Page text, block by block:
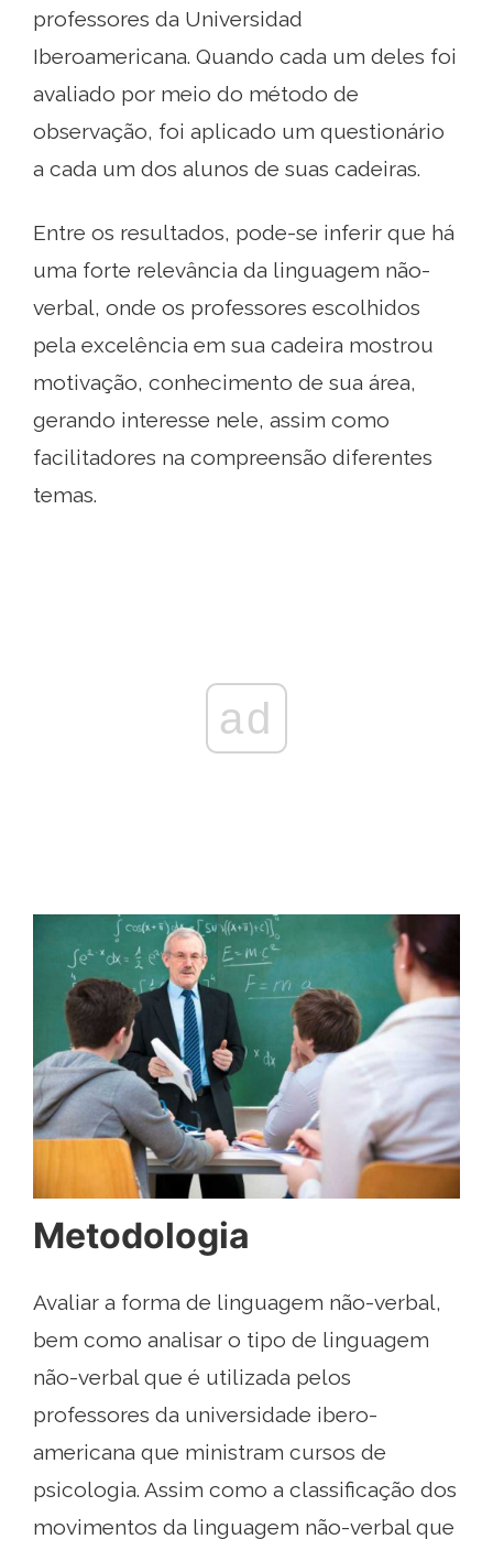
professores da Universidad
Iberoamericana. Quando cada um deles foi
avaliado por meio do método de
observação, foi aplicado um questionário
a cada um dos alunos de suas cadeiras.
Entre os resultados, pode-se inferir que há
uma forte relevância da linguagem não-
verbal, onde os professores escolhidos
pela excelência em sua cadeira mostrou
motivação, conhecimento de sua área,
gerando interesse nele, assim como
facilitadores na compreensão diferentes
temas.
ad
Metodologia
Avaliar a forma de linguagem não-verbal,
bem como analisar o tipo de linguagem
não-verbal que é utilizada pelos
professores da universidade ibero-
americana que ministram cursos de
psicologia. Assim como a classificação dos
movimentos da linguagem não-verbal que